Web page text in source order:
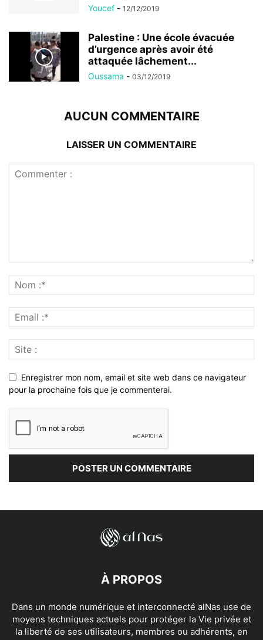
Youcef - 12/12/2019
Palestine : Une école évacuée
d’urgence après avoir été
attaquée lâchement...
Oussama - 03/12/2019
AUCUN COMMENTAIRE
LAISSER UN COMMENTAIRE
Enregistrer mon nom, email et site web dans ce navigateur
pour la prochaine fois que je commenterai.
À PROPOS
Dans un monde numérique et interconnecté alNas use de
moyens techniques actuels pour protéger la Vie privée et
la liberté de ses utilisateurs, membres ou adhérents, en